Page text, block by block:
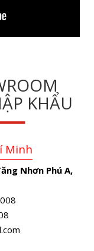
KHẨU
Minh
Nhơn Phú A,